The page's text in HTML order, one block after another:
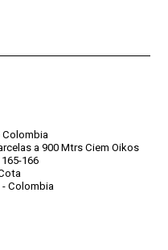
a 900 Mtrs Ciem Oikos
166
- Colombia